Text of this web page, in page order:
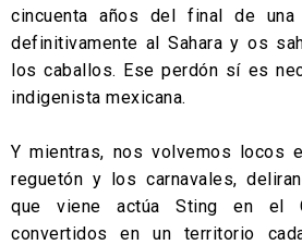
cincuenta años del final de una
definitivamente al Sahara y os
los caballos. Ese perdón sí es
indigenista mexicana.
Y mientras, nos volvemos locos
reguetón y los carnavales,
que viene actúa Sting en el
convertidos en un territorio